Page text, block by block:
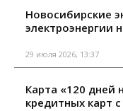
Новосибирские
электроэнергии
29 июля 2026, 13:37
Карта «120 дней
кредитных карт